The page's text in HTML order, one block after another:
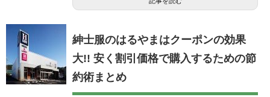
紳士服のはるやまはクーポンの効果
大!! 安く割引価格で購入するための節
約術まとめ